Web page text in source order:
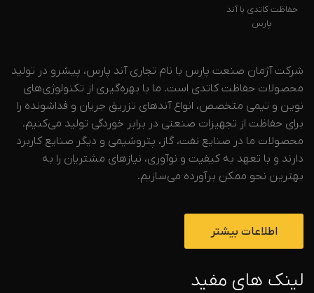
حفاظت کاتدی با آند
پارس
شرکت آژمان صنعت پارس با نام تجاری آند پارس، پیشرو در تولید
محصولات حفاظت کاتدی است. ما با بهره‌گیری از تکنولوژی‌های
نوین و تیمی متخصص، انواع آندهای تزریق جریان و فداشونده را
برای حفاظت از تجهیزات صنعتی در برابر خوردگی تولید می‌کنیم.
محصولات ما در صنایع نفت، گاز، پتروشیمی و دیگر صنایع کاربرد
دارند و با تعهد به کیفیت و نوآوری، نیازهای مشتریان را به
بهترین نحو ممکن برآورده می‌سازیم.
اطلاعات بیشتر
لینک های مفید